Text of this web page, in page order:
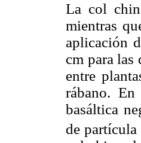
La col
mientras
aplicación
cm para las
entre
rábano.
basáltica
de partícula